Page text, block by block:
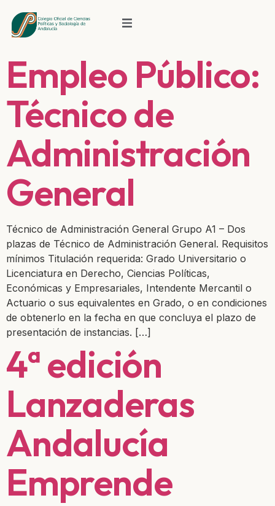
Empleo Público:
Técnico de
Administración
General
Técnico de Administración General Grupo A1 – Dos
plazas de Técnico de Administración General. Requisitos
mínimos Titulación requerida: Grado Universitario o
Licenciatura en Derecho, Ciencias Políticas,
Económicas y Empresariales, Intendente Mercantil o
Actuario o sus equivalentes en Grado, o en condiciones
de obtenerlo en la fecha en que concluya el plazo de
presentación de instancias. […]
4ª edición
Lanzaderas
Andalucía
Emprende